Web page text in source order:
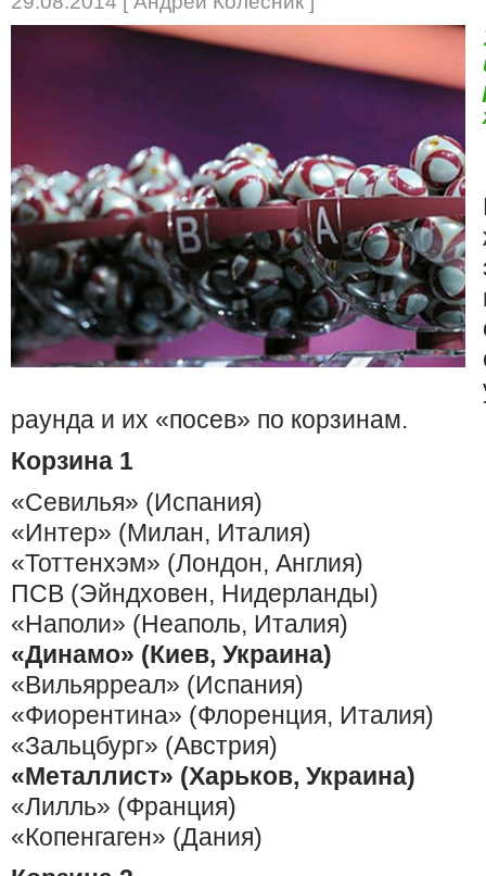
раунда и их «посев» по корзинам.
Корзина 1
«Севилья» (Испания)
«Интер» (Милан, Италия)
«Тоттенхэм» (Лондон, Англия)
ПСВ (Эйндховен, Нидерланды)
«Наполи» (Неаполь, Италия)
«Динамо» (Киев, Украина)
«Вильярреал» (Испания)
«Фиорентина» (Флоренция, Италия)
«Зальцбург» (Австрия)
«Металлист» (Харьков, Украина)
«Лилль» (Франция)
«Копенгаген» (Дания)